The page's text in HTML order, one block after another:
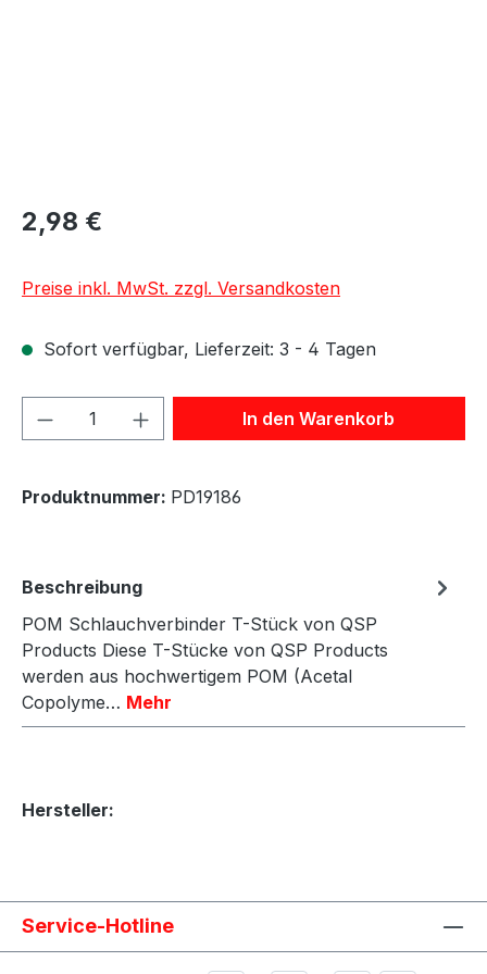
2,98 €
Preise inkl. MwSt. zzgl. Versandkosten
Sofort verfügbar, Lieferzeit: 3 - 4 Tagen
Produkt Anzahl: Gib denIn den Warenkorb
Produktnummer: PD19186
Beschreibung
POM Schlauchverbinder T-Stück von QSP
Products Diese T-Stücke von QSP Products
werden aus hochwertigem POM (Acetal
Copolyme… Mehr
Hersteller:
Service-Hotline